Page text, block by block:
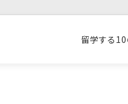
留学する